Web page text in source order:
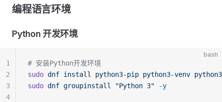
编程语言环境
Python 开发环境
bash
# 安装Python开发环境
sudo dnf install python3-pip python3-venv
sudo dnf groupinstall "Python 3" -y
1
2
3
4